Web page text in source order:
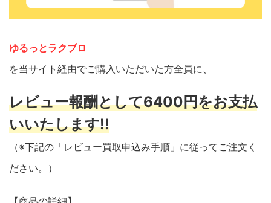
ゆるっとラクブロ
を当サイト経由でご購入いただいた方全員に、
レビュー報酬として6400円をお支払
いいたします!!
（※下記の「レビュー買取申込み手順」に従ってご注文く
ださい。）